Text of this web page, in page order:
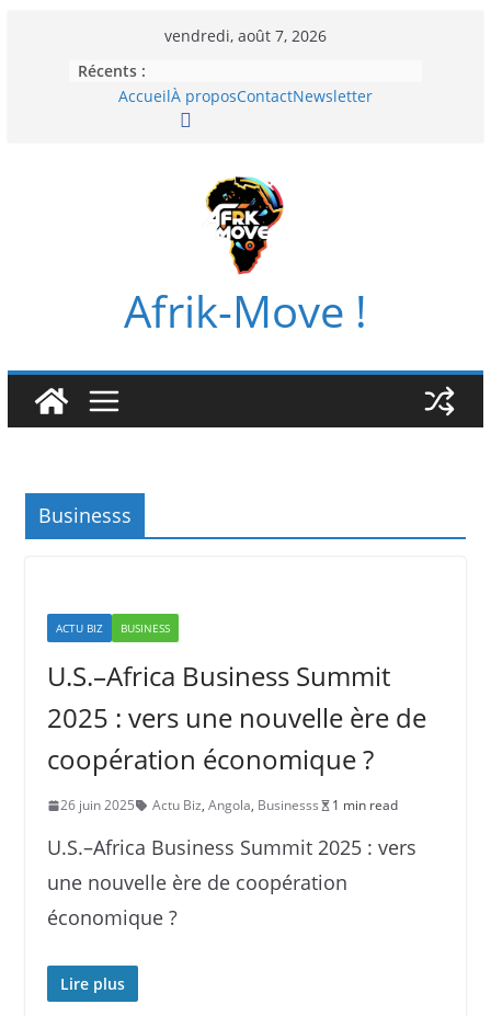
vendredi, août 7, 2026
Récents :
AccueilÀ proposContactNewsletter
Afrik-Move !
Businesss
ACTU BIZ BUSINESS
U.S.–Africa Business Summit
2025 : vers une nouvelle ère de
coopération économique ?
26 juin 2025 Actu Biz, Angola, Businesss 1 min read
U.S.–Africa Business Summit 2025 : vers
une nouvelle ère de coopération
économique ?
Lire plus